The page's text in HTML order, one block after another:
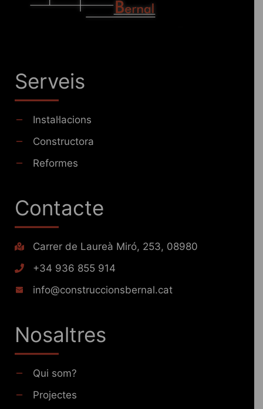
Serveis
Instal·lacions
Constructora
Reformes
Contacte
Carrer de Laureà Miró, 253, 08980
+34 936 855 914
info@construccionsbernal.cat
Nosaltres
Qui som?
Projectes